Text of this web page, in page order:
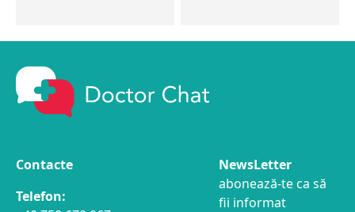
Contacte
Telefon:
NewsLetter
abonează-te ca să
fii informat